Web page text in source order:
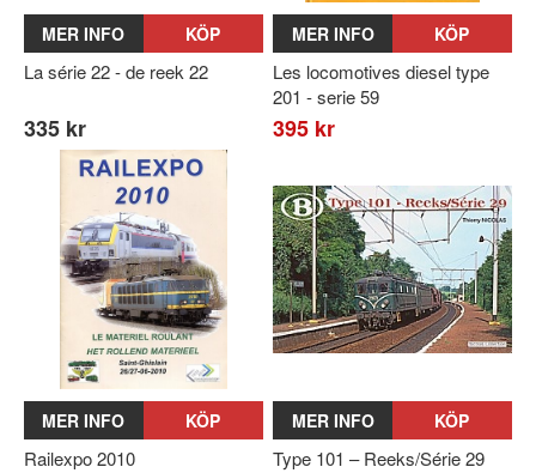
MER INFO KÖP
La série 22 - de reek 22
335 kr
MER INFO KÖP
Les locomotives diesel type
201 - serie 59
395 kr
MER INFO KÖP
Railexpo 2010
MER INFO KÖP
Type 101 – Reeks/Série 29